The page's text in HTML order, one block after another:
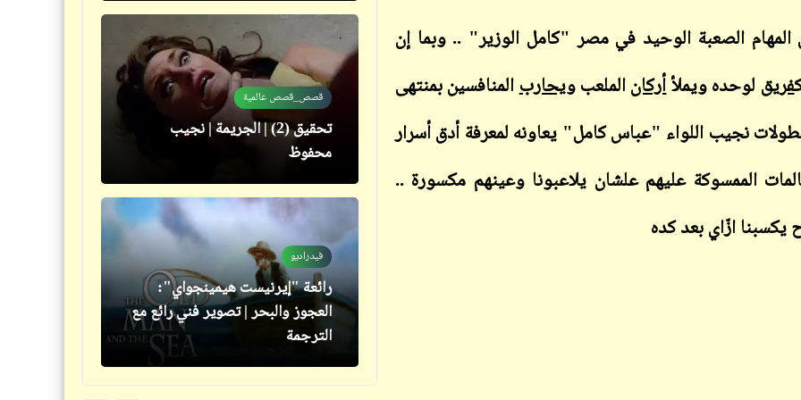
الصعبة الوحيد في مصر "كامل الوزير" .. وبما إن
فريق لوحده ويملأأركانالملعب ويحاربالمنافسين بمنتهى
نجيب اللواء "عباس كامل" يعاونه لمعرفة أدق أسرار
الممسوكة عليهم علشان يلاعبونا وعينهم مكسورة ..
ازّاي بعد كده
ابن أبي صادق
قصص_قصص عالمية
تحقيق (2) | الجريمة | نجيب
محفوظ
فيدراديو
رائعة "إيرنيست هيمينجواي":
العجوز والبحر | تصوير فني رائع مع
الترجمة
27 أبريل 2022
فيدراديو
تهديدات عنيفة من الفنانة نشوى
مصطفى لزوجة ابنها في فرحها
سؤال
"مجزرة حي التضامن" تعيد فتح
ملف الجيوش العربية وتفرض
مجموعة أسئلة مكررة